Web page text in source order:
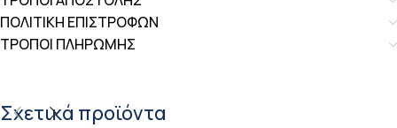
ΠΟΛΙΤΙΚΗ ΕΠΙΣΤΡΟΦΩΝ
ΤΡΟΠΟΙ ΠΛΗΡΩΜΗΣ
Σχετικά προϊόντα